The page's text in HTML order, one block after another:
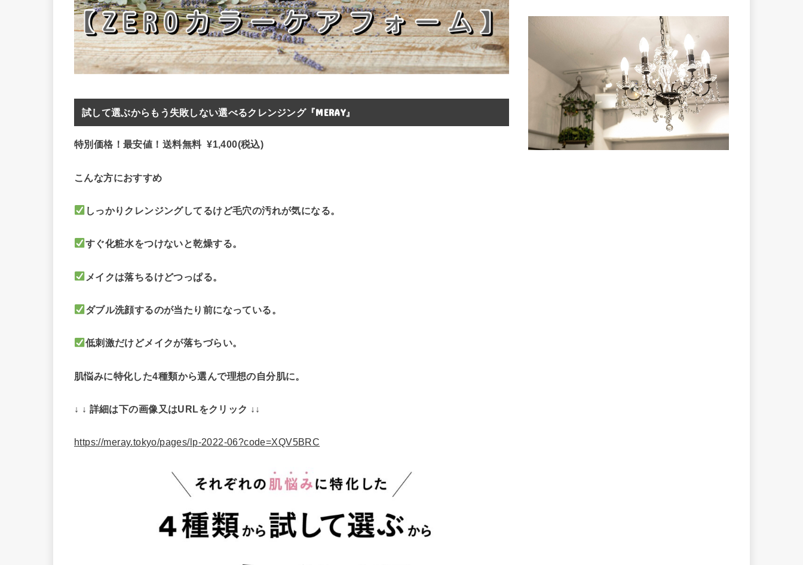
試して選ぶからもう失敗しない選べるクレンジング『MERAY』
特別価格！最安値！送料無料 ¥1,400(税込)
こんな方におすすめ
しっかりクレンジングしてるけど毛穴の汚れが気になる。
すぐ化粧水をつけないと乾燥する。
メイクは落ちるけどつっぱる。
ダブル洗顔するのが当たり前になっている。
低刺激だけどメイクが落ちづらい。
肌悩みに特化した4種類から選んで理想の自分肌に。
↓ ↓ 詳細は下の画像又はURLをクリック ↓↓
https://meray.tokyo/pages/lp-2022-06?code=XQV5BRC